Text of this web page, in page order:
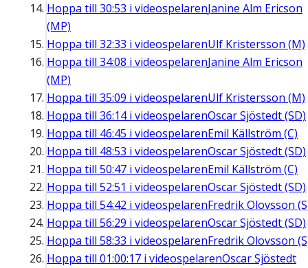
Hoppa till 30:53 i videospelarenJanine Alm Ericson
(MP)
Hoppa till 32:33 i videospelarenUlf Kristersson (M)
Hoppa till 34:08 i videospelarenJanine Alm Ericson
(MP)
Hoppa till 35:09 i videospelarenUlf Kristersson (M)
Hoppa till 36:14i videospelarenOscar Sjöstedt (SD)
Hoppa till 46:45 i videospelarenEmil Källström (C)
Hoppa till 48:53 i videospelarenOscar Sjöstedt (SD)
Hoppa till 50:47 i videospelarenEmil Källström (C)
Hoppa till 52:51 i videospelarenOscar Sjöstedt (SD)
Hoppa till 54:42 i videospelarenFredrik Olovsson
Hoppa till 56:29 i videospelarenOscar Sjöstedt (SD)
Hoppa till 58:33 i videospelarenFredrik Olovsson
Hoppa till 01:00:17 i videospelarenOscar Sjöstedt